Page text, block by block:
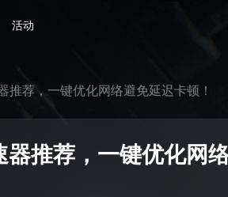
活动
推荐，一键优化网络避免延迟卡顿！
推荐，一键优化网